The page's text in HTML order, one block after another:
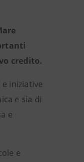
credito.
iniziative
e sia di
e
e